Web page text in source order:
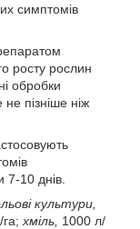
симптомів
росту рослин
обробки
пізніше ніж
10 днів.
культури,
хміль, 1000 л/